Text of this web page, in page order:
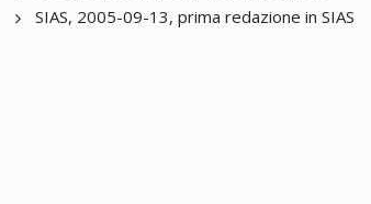
SIAS, 2005-09-13, prima redazione in SIAS